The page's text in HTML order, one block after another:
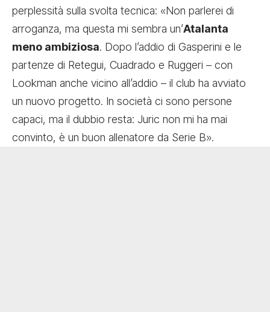
perplessità sulla svolta tecnica: «Non parlerei di
arroganza, ma questa mi sembra un’Atalanta
meno ambiziosa. Dopo l’addio di Gasperini e le
partenze di Retegui, Cuadrado e Ruggeri – con
Lookman anche vicino all’addio – il club ha avviato
un nuovo progetto. In società ci sono persone
capaci, ma il dubbio resta: Juric non mi ha mai
convinto, è un buon allenatore da Serie B».